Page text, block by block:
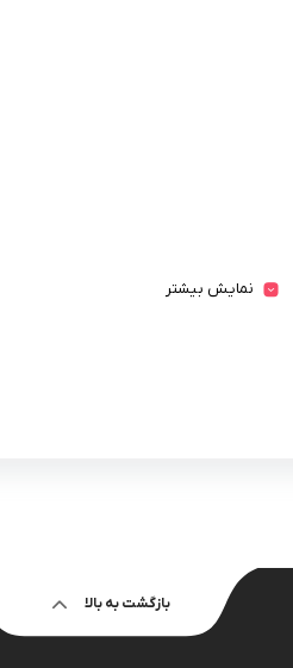
نمایش بیشتر
بازگشت به بالا